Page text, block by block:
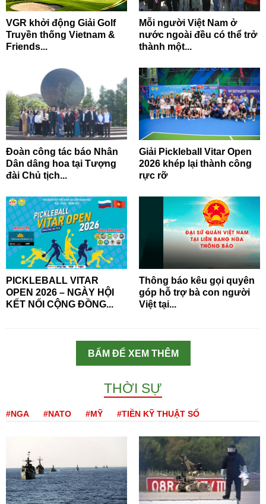
VGR khởi động Giải Golf
Truyền thống Vietnam &
Friends...
Mỗi người Việt Nam ở
nước ngoài đều có thể trở
thành một...
Đoàn công tác báo Nhân
Dân dâng hoa tại Tượng
đài Chủ tịch...
Giải Pickleball Vitar Open
2026 khép lại thành công
rực rỡ
PICKLEBALL VITAR
OPEN 2026 – NGÀY HỘI
KẾT NỐI CỘNG ĐỒNG...
Thông báo kêu gọi quyên
góp hỗ trợ bà con người
Việt tại...
BẤM ĐỂ XEM THÊM
THỜI SỰ
#NGA #NATO #MỸ #TIỀN KỸ THUẬT SỐ